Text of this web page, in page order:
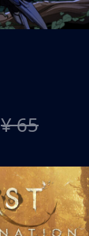
¥ 65